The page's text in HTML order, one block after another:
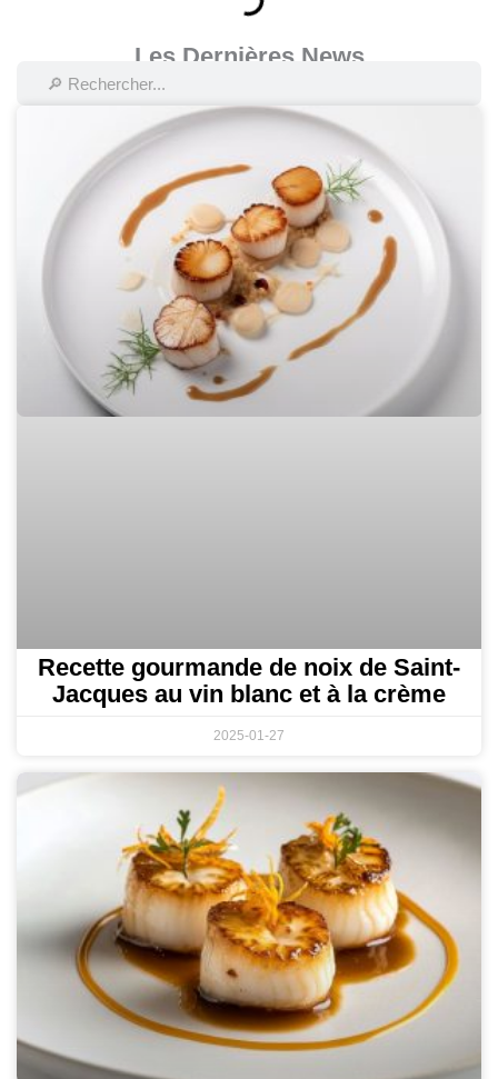
Les Dernières News
Rechercher
Recette gourmande de noix de Saint-
Jacques au vin blanc et à la crème
2025-01-27